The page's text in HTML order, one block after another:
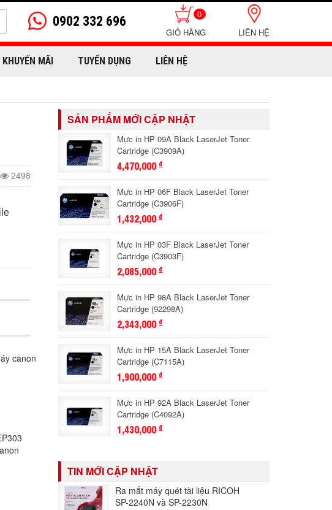
0
0902 332 696
LIÊN HỆ
KHUYẾN MÃI TUYỂN DỤNG LIÊN HỆ
2498
canon
SẢN PHẨM MỚI CẬP NHẬT
Mực in HP 09A Black LaserJet Toner
Cartridge (C3909A)
4,470,000đ
Mực in HP 06F Black LaserJet Toner
Cartridge (C3906F)
1,432,000đ
Mực in HP 03F Black LaserJet Toner
Cartridge (C3903F)
2,085,000đ
Mực in HP 98A Black LaserJet Toner
Cartridge (92298A)
2,343,000đ
Mực in HP 15A Black LaserJet Toner
Cartridge (C7115A)
1,900,000đ
Mực in HP 92A Black LaserJet Toner
Cartridge (C4092A)
1,430,000đ
TIN MỚI CẬP NHẬT
Ra mắt máy quét tài liệu RICOH
SP-2240N và SP-2230N